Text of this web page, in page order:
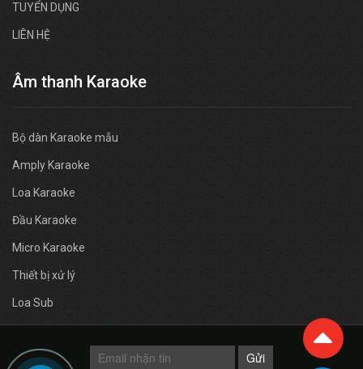
TUYỂN DỤNG
LIÊN HỆ
Âm thanh Karaoke
Bộ dàn Karaoke mẫu
Amply Karaoke
Loa Karaoke
Đầu Karaoke
Micro Karaoke
Thiết bị xử lý
Loa Sub
Gửi